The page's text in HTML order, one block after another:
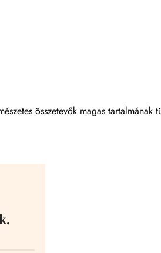
összetevők magas tartalmának